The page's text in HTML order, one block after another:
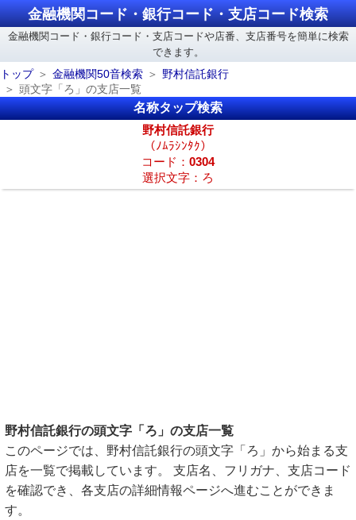
金融機関コード・銀行コード・支店コード検索
金融機関コード・銀行コード・支店コードや店番、支店番号を簡単に検索
できます。
トップ
金融機関50音検索
野村信託銀行
頭文字「ろ」の支店一覧
名称タップ検索
野村信託銀行
（ﾉﾑﾗｼﾝﾀｸ）
コード： 0304
選択文字：ろ
野村信託銀行の頭文字「ろ」の支店一覧
このページでは、野村信託銀行の頭文字「ろ」から始まる支
店を一覧で掲載しています。 支店名、フリガナ、支店コード
を確認でき、各支店の詳細情報ページへ進むことができま
す。